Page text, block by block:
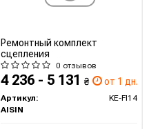
Ремонтный комплект
сцепления
0 отзывов
4 236 - 5 131 ₴ от 1 дн.
Артикул:
KE-FI14
AISIN